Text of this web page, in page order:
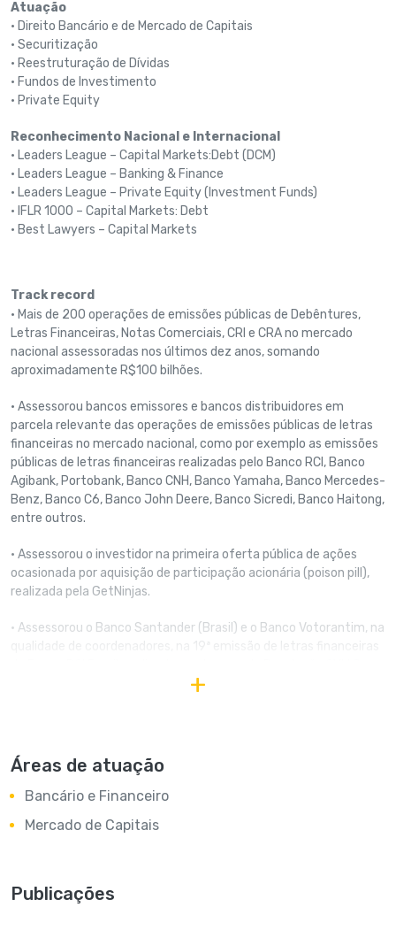
Atuação
• Direito Bancário e de Mercado de Capitais
• Securitização
• Reestruturação de Dívidas
• Fundos de Investimento
• Private Equity
Reconhecimento Nacional e Internacional
• Leaders League – Capital Markets:Debt (DCM)
• Leaders League – Banking & Finance
• Leaders League – Private Equity (Investment Funds)
• IFLR 1000 – Capital Markets: Debt
• Best Lawyers – Capital Markets
Track record
• Mais de 200 operações de emissões públicas de Debêntures,
Letras Financeiras, Notas Comerciais, CRI e CRA no mercado
nacional assessoradas nos últimos dez anos, somando
aproximadamente R$100 bilhões.
• Assessorou bancos emissores e bancos distribuidores em
parcela relevante das operações de emissões públicas de letras
financeiras no mercado nacional, como por exemplo as emissões
públicas de letras financeiras realizadas pelo Banco RCI, Banco
Agibank, Portobank, Banco CNH, Banco Yamaha, Banco Mercedes-
Benz, Banco C6, Banco John Deere, Banco Sicredi, Banco Haitong,
entre outros.
• Assessorou o investidor na primeira oferta pública de ações
ocasionada por aquisição de participação acionária (poison pill),
realizada pela GetNinjas.
• Assessorou o Banco Santander (Brasil) e o Banco Votorantim, na
+
Áreas de atuação
Bancário e Financeiro
Mercado de Capitais
Publicações